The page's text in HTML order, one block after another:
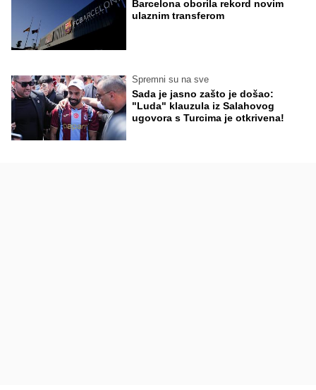
Barcelona oborila rekord novim
ulaznim transferom
Spremni su na sve
Sada je jasno zašto je došao:
"Luda" klauzula iz Salahovog
ugovora s Turcima je otkrivena!